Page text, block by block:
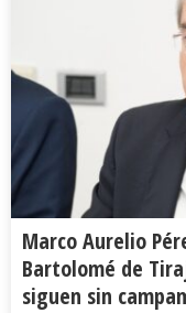
Marco Aurelio
Bartolomé de
siguen sin